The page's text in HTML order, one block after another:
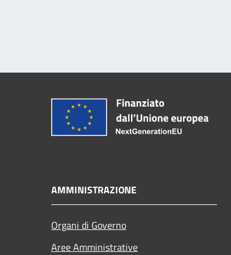
AMMINISTRAZIONE
Organi di Governo
Aree Amministrative